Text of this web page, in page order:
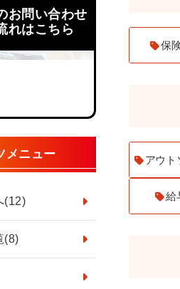
お問い合わせ
れはこちら
メニュー
(12)
(8)
保
アウト
給